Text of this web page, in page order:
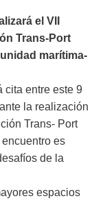
el VII
Trans-Port
marítima-
cita entre este 9
la realización
Trans- Port
es
de la
espacios